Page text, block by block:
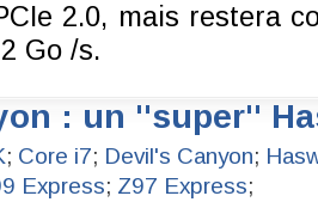
2.0, mais restera
Go /s.
: un ''super''
; Core i7; Devil's Canyon;
Express; Z97 Express;